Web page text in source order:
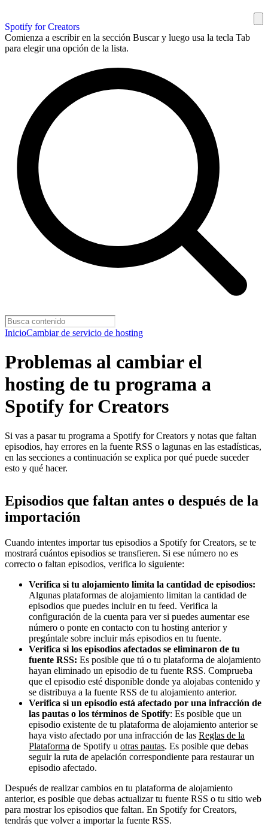
Spotify for Creators
Comienza a escribir en la sección Buscar y luego usa la tecla Tab
para elegir una opción de la lista.
InicioCambiar de servicio de hosting
Problemas al cambiar el
hosting de tu programa a
Spotify for Creators
Si vas a pasar tu programa a Spotify for Creators y notas que faltan
episodios, hay errores en la fuente RSS o lagunas en las estadísticas,
en las secciones a continuación se explica por qué puede suceder
esto y qué hacer.
Episodios que faltan antes o después de la
importación
Cuando intentes importar tus episodios a Spotify for Creators, se te
mostrará cuántos episodios se transfieren. Si ese número no es
correcto o faltan episodios, verifica lo siguiente:
Verifica si tu alojamiento limita la cantidad de episodios:
Algunas plataformas de alojamiento limitan la cantidad de
episodios que puedes incluir en tu feed. Verifica la
configuración de la cuenta para ver si puedes aumentar ese
número o ponte en contacto con tu hosting anterior y
pregúntale sobre incluir más episodios en tu fuente.
Verifica si los episodios afectados se eliminaron de tu
fuente RSS: Es posible que tú o tu plataforma de alojamiento
hayan eliminado un episodio de tu fuente RSS. Comprueba
que el episodio esté disponible donde ya alojabas contenido y
se distribuya a la fuente RSS de tu alojamiento anterior.
Verifica si un episodio está afectado por una infracción de
las pautas o los términos de Spotify: Es posible que un
episodio existente de tu plataforma de alojamiento anterior se
haya visto afectado por una infracción de las Reglas de la
Plataforma de Spotify u otras pautas. Es posible que debas
seguir la ruta de apelación correspondiente para restaurar un
episodio afectado.
Después de realizar cambios en tu plataforma de alojamiento
anterior, es posible que debas actualizar tu fuente RSS o tu sitio web
para mostrar los episodios que faltan. En Spotify for Creators,
tendrás que volver a importar la fuente RSS.